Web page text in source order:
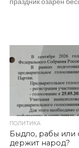
ПОЛИТИКА
Быдло, рабы или
держит народ?